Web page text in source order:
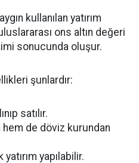
kullanılan yatırım
ons altın değeri
sonucunda oluşur.
şunlardır:
satılır.
hem de döviz kurundan
yapılabilir.